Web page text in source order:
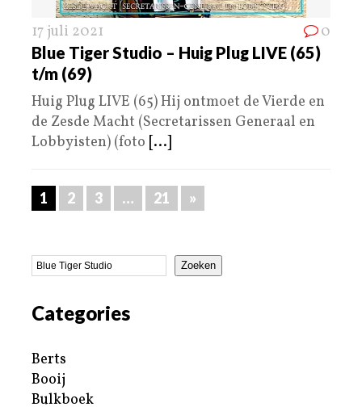
17 juli 2021 0
Blue Tiger Studio – Huig Plug LIVE (65)
t/m (69)
Huig Plug LIVE (65) Hij ontmoet de Vierde en
de Zesde Macht (Secretarissen Generaal en
Lobbyisten) (foto [...]
1 2 3 … 21 »
Zoeken
Categories
Berts
Booij
Bulkboek